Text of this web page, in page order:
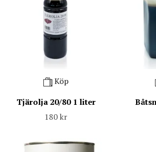
Köp
Tjärolja 20/80 1 liter
180 kr